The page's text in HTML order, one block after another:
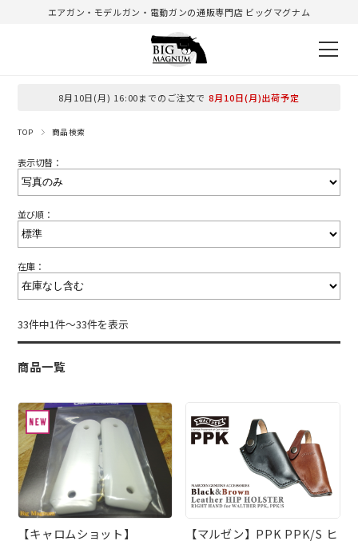
エアガン・モデルガン・電動ガンの通販専門店 ビッグマグナム
8月10日(月) 16:00までのご注文で 8月10日(月)出荷予定
TOP 商品検索
表示切替：
並び順：
在庫：
33件中1件～33件を表示
商品一覧
【キャロムショット】
【マルゼン】PPK PPK/S ヒ